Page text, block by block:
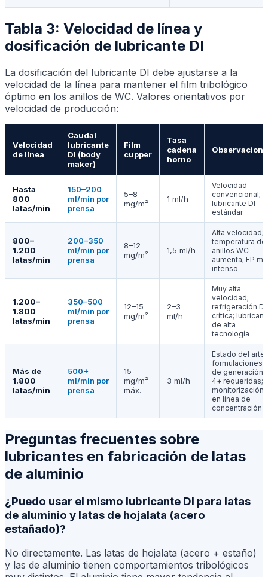
Tabla 3: Velocidad de línea y
dosificación de lubricante DI
La dosificación del lubricante DI debe ajustarse a la
velocidad de la línea para mantener el film tribológico
óptimo en los anillos de WC. Valores orientativos por
velocidad de producción:
Velocidad
de línea
Caudal
lubricante
DI (body
maker)
Film
cupper
Tasa
cadena
horno
Hasta
800
latas/min
150–200
ml/min por
prensa
5–8
mg/m²
1 ml/h
Velocidad
convencional;
lubricante DI
estándar
800–
1.200
latas/min
200–350
ml/min por
prensa
8–12
mg/m²
1,5 ml/h
Alta velocidad;
temperatura de
anillos WC
aumenta; EP
intenso
1.200–
1.800
latas/min
350–500
ml/min por
prensa
12–15
mg/m²
2–3
ml/h
Muy alta
velocidad;
refrigeración DI
crítica;
de alta
tecnología
Más de
1.800
latas/min
500+
ml/min por
prensa
15
mg/m²
máx.
3 ml/h
Estado del arte;
formulaciones
de generación
4+ requeridas;
monitorización
en línea de
concentración
Preguntas frecuentes sobre
lubricantes en fabricación de latas
de aluminio
¿Puedo usar el mismo lubricante DI para latas
de aluminio y latas de hojalata (acero
estañado)?
No directamente. Las latas de hojalata (acero + estaño)
y las de aluminio tienen comportamientos tribológicos